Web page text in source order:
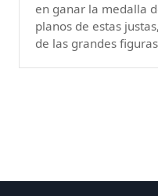
en ganar la medalla
planos de estas
de las grandes